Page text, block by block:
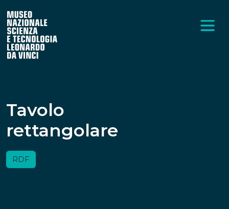
Tavolo
rettangolare
RDF